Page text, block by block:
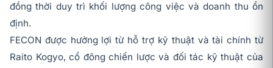
đồng thời duy trì khối lượng công việc và doanh thu ổn
định.
FECON được hưởng lợi từ hỗ trợ kỹ thuật và tài chính từ
Raito Kogyo, cổ đông chiến lược và đối tác kỹ thuật của